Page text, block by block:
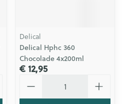
Delical
Delical Hphc 360
Chocolade 4x200ml
€ 12,95